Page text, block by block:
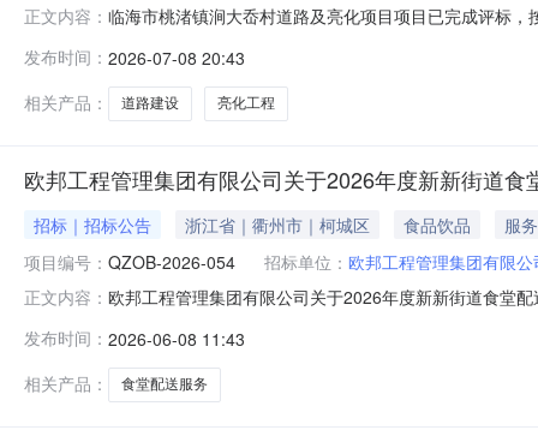
正文内容： 临海市桃渚镇涧大岙村道路及亮化项目项目已完成评标
程建设项目招标投标活动投诉处理办法》的规定向行政
门：临海市建设工程招标投标事务中心监管备案号
发布时间： 2026-07-08 20:43
相关产品：
道路建设 亮化工程
欧邦工程管理集团有限公司关于2026年度新新街道
招标｜招标公告 浙江省｜衢州市｜柯城区 食品饮品
服务
项目编号： QZOB-2026-054 招标单位： 欧邦工程管理集团有限公
正文内容： 欧邦工程管理集团有限公司关于2026年度新新街道食堂
争性磋商预算金额：48万元服务期：1年二、供应商资格
业信誉和健全的
发布时间： 2026-06-08 11:43
相关产品：
食堂配送服务